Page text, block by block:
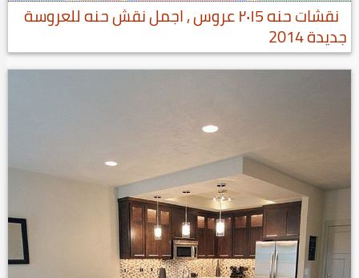
نقشات حنه ٢٠١5 عروس , اجمل نقش حنه للعروسة
جديدة 2014